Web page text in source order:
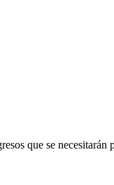
que se necesitarán